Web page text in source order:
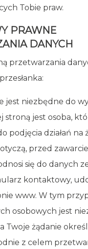
Tobie praw.
PRAWNE
DANYCH
przetwarzania
jest niezbędne do
stroną jest osoba,
podjęcia działań na
przed
się do danych
kontaktowy,
www. W tym
osobowych jest
Twoje żądanie
z celem